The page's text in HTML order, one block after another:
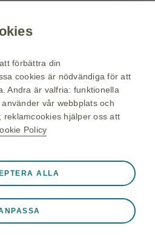
förbättra din
cookies är nödvändiga för att
Andra är valfria: funktionella
vår webbplats och
hjälper oss att
Policy
❮
ett webbplatsbesök, hantera
taggar och för att skydda
ALLA